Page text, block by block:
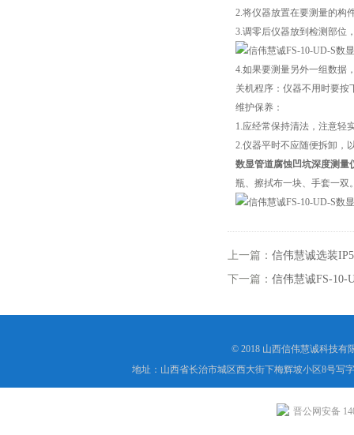
2.将仪器放置在要测量的构
3.调零后仪器放到检测部位
4.如果要测量另外一组数据
关机程序：仪器不用时要按
维护保养：
1.应经常保持清法，注意轻
2.仪器平时不应随便拆卸，
数显管道腐蚀凹坑深度测量
瓶、擦拭布一块、手套一双
上一篇： 信伟慧诚选装
下一篇： 信伟慧诚FS-10-
© 2018 山西信伟慧诚科技有
地址：山西省长治市城区西大街下梅辉坡小区8号写
晋公网安备